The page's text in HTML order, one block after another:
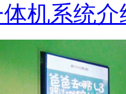
机系统介